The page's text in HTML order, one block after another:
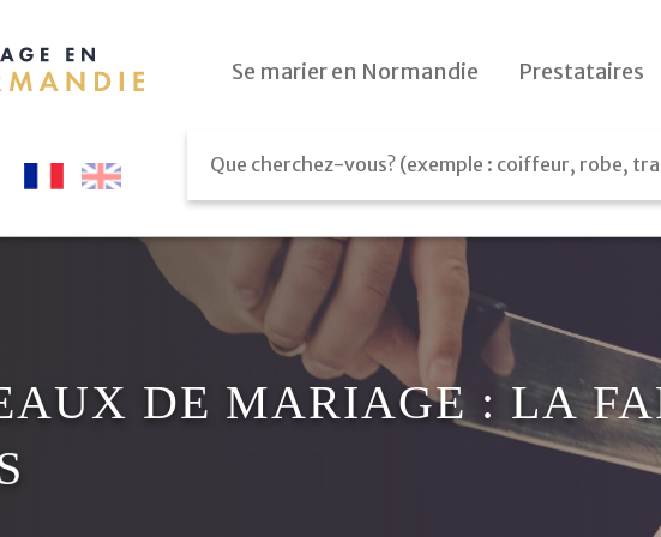
Se marier en Normandie Prestataires
Le jour J
Cadeaux
DE MARIAGE : LA